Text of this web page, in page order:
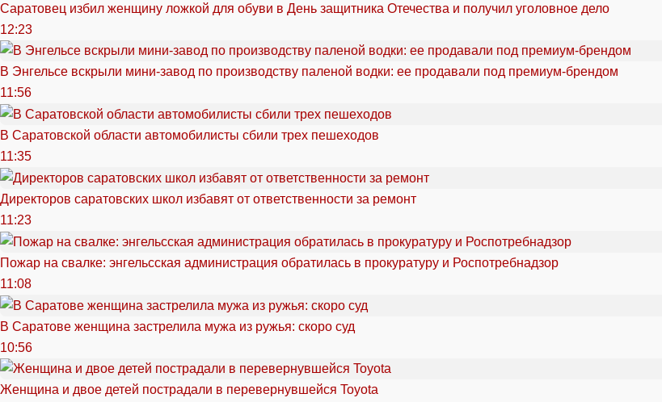
Саратовец избил женщину ложкой для обуви в День защитника Отечества и получил уголовное дело
12:23
В Энгельсе вскрыли мини-завод по производству паленой водки: ее продавали под премиум-брендом
11:56
В Саратовской области автомобилисты сбили трех пешеходов
11:35
Директоров саратовских школ избавят от ответственности за ремонт
11:23
Пожар на свалке: энгельсская администрация обратилась в прокуратуру и Роспотребнадзор
11:08
В Саратове женщина застрелила мужа из ружья: скоро суд
10:56
Женщина и двое детей пострадали в перевернувшейся Toyota